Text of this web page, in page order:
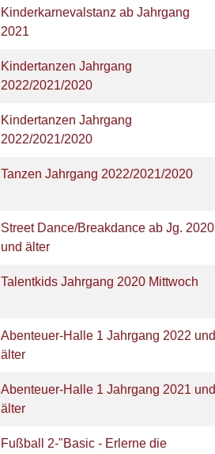
Kinderkarnevalstanz ab Jahrgang
2021
Kindertanzen Jahrgang
2022/2021/2020
Kindertanzen Jahrgang
2022/2021/2020
Tanzen Jahrgang 2022/2021/2020
Street Dance/Breakdance ab Jg. 2020
und älter
Talentkids Jahrgang 2020 Mittwoch
Abenteuer-Halle 1 Jahrgang 2022 und
älter
Abenteuer-Halle 1 Jahrgang 2021 und
älter
Fußball 2-"Basic - Erlerne die